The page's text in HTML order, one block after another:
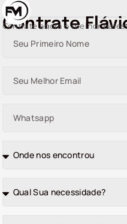
Contrate
Contrate agora o melhor